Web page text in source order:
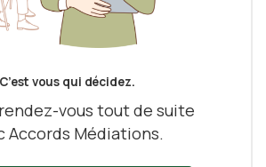
C’est vous qui décidez.
vous tout de suite
Accords Médiations.